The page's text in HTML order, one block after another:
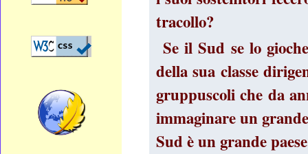
tracollo?
Se il Sud se lo
della sua classe
gruppuscoli che da
immaginare un
Sud è un grande